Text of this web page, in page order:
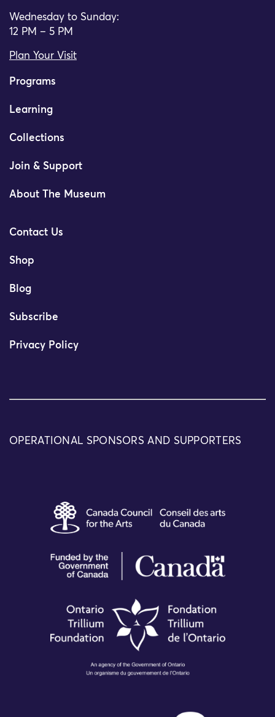
Wednesday to Sunday:
12 PM – 5 PM
Plan Your Visit
Programs
Learning
Collections
Join & Support
About The Museum
Contact Us
Shop
Blog
Subscribe
Privacy Policy
OPERATIONAL SPONSORS AND SUPPORTERS